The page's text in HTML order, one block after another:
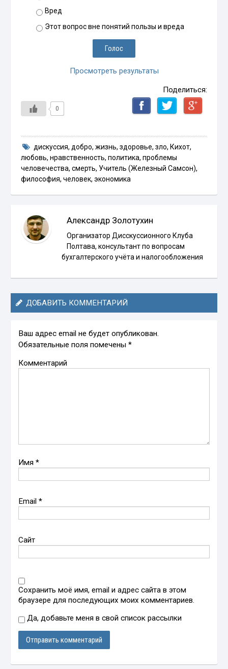
Вред
Этот вопрос вне понятий пользы и вреда
Просмотреть результаты
Поделиться:
0
дискуссия, добро, жизнь, здоровье, зло, Кихот,
любовь,нравственность,политика,проблемы
человечества,смерть, Учитель (Железный Самсон),
философия,человек,экономика
Александр Золотухин
Организатор Дисскуссионного Клуба
Полтава, консультант по вопросам
бухгалтерского учёта и налогообложения
ДОБАВИТЬ КОММЕНТАРИЙ
Ваш адрес email не будет опубликован.
Обязательные поля помечены*
Комментарий
Имя*
Email*
Сайт
Сохранить моё имя, email и адрес сайта в этом
браузере для последующих моих комментариев.
Да, добавьте меня в свой список рассылки